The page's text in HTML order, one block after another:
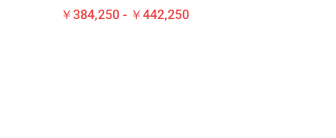
￥384,250 - ￥442,250